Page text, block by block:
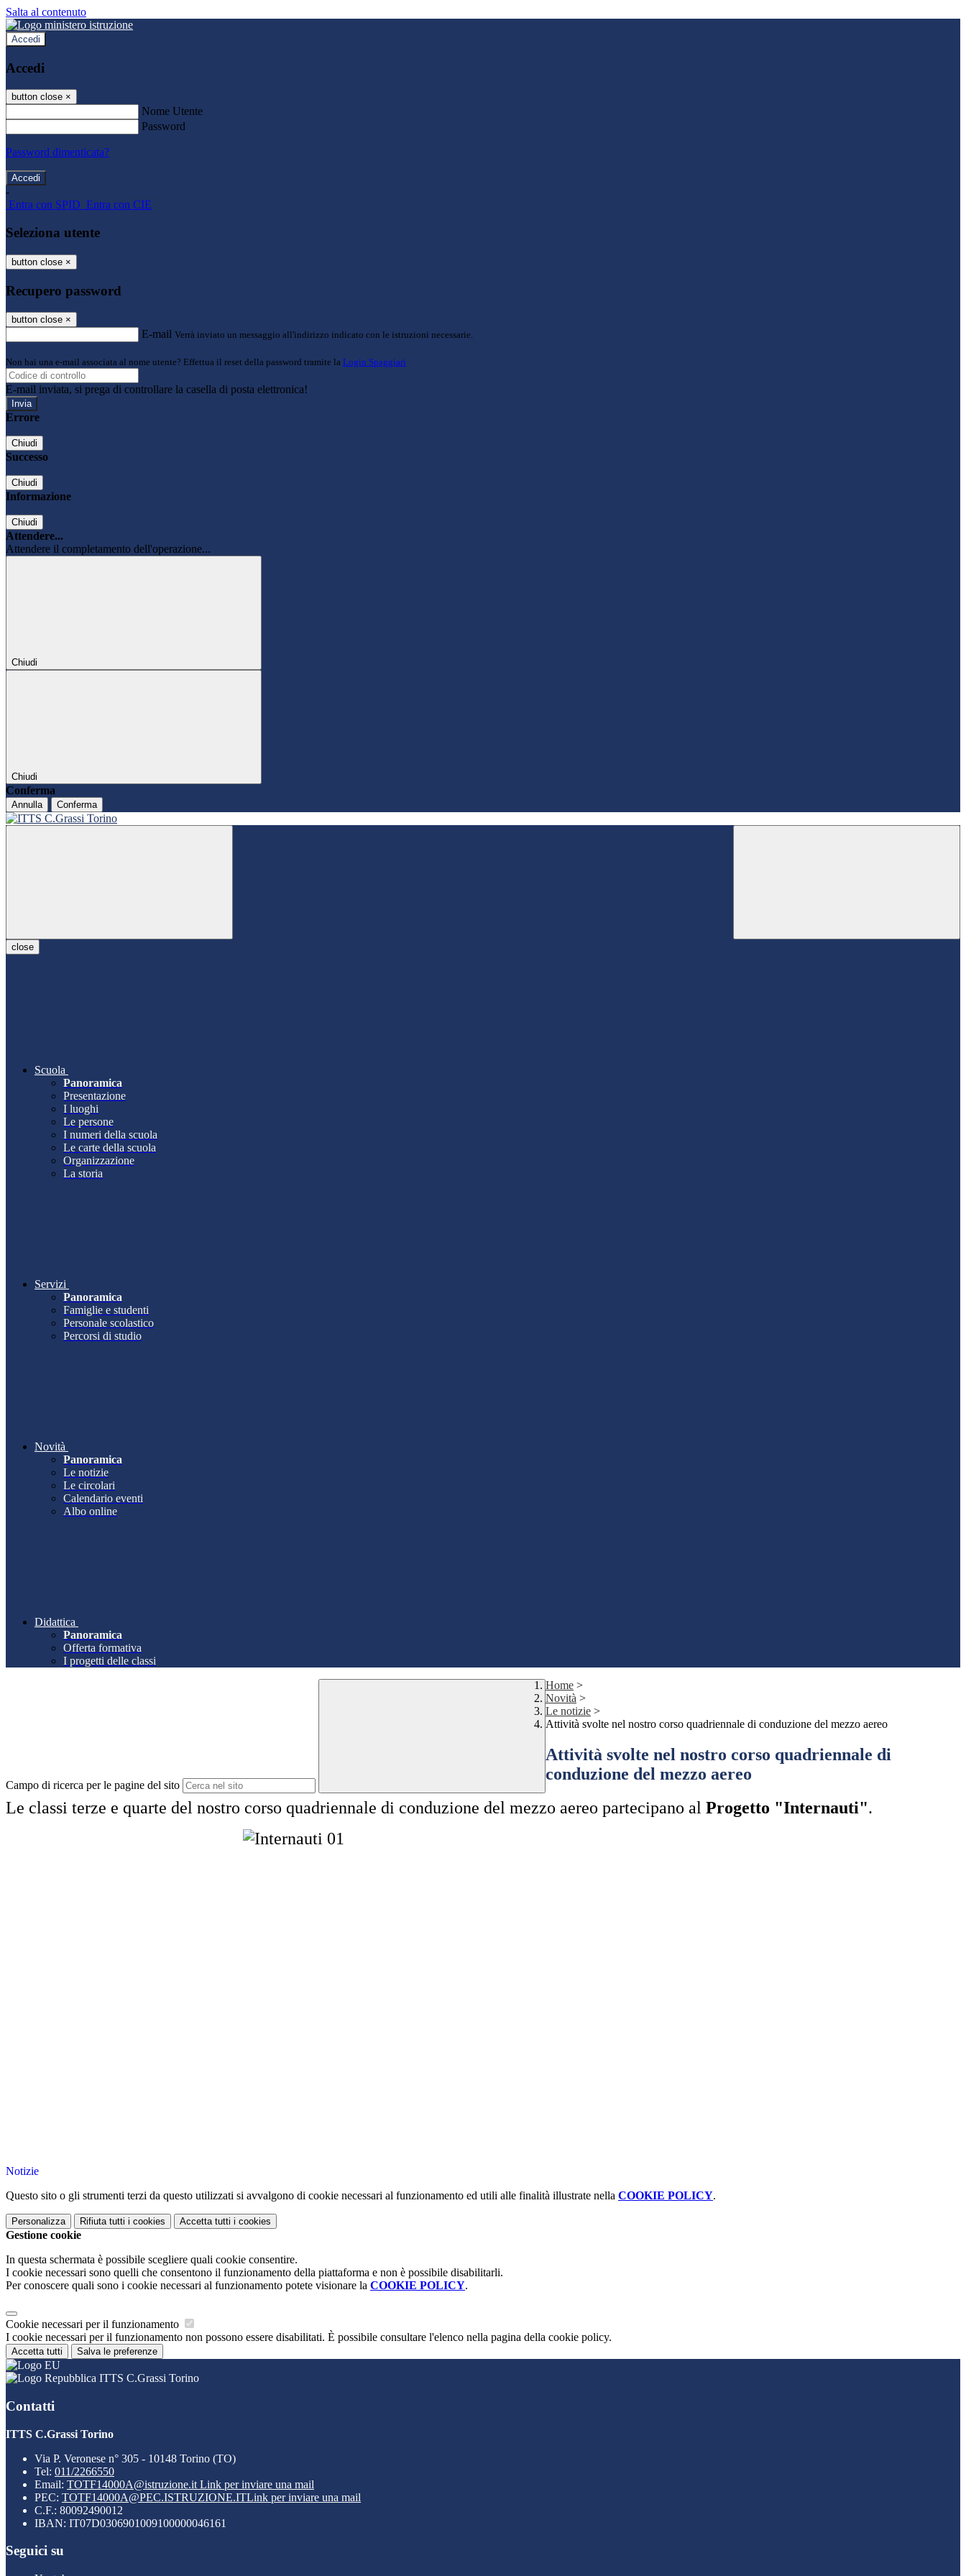
Salta al contenuto
Accedi
Accedi
button close ×
Nome Utente
Password
Password dimenticata?
-
Entra con SPID Entra con CIE
Seleziona utente
button close ×
Recupero password
button close ×
E-mail Verrà inviato un messaggio all'indirizzo indicato con le istruzioni necessarie.
Non hai una e-mail associata al nome utente? Effettua il reset della password tramite la Login Spaggiari
E-mail inviata, si prega di controllare la casella di posta elettronica!
Errore
Chiudi
Successo
Chiudi
Informazione
Chiudi
Attendere...
Attendere il completamento dell'operazione...
Chiudi
Chiudi
Conferma
Annulla Conferma
close
Scuola
Panoramica
Presentazione
I luoghi
Le persone
I numeri della scuola
Le carte della scuola
Organizzazione
La storia
Servizi
Panoramica
Famiglie e studenti
Personale scolastico
Percorsi di studio
Novità
Panoramica
Le notizie
Le circolari
Calendario eventi
Albo online
Didattica
Panoramica
Offerta formativa
I progetti delle classi
Campo di ricerca per le pagine del sito
Home >
Novità >
Le notizie >
Attività svolte nel nostro corso quadriennale di conduzione del mezzo aereo
Attività svolte nel nostro corso quadriennale di
conduzione del mezzo aereo
Le classi terze e quarte del nostro corso quadriennale di conduzione del mezzo aereo partecipano al Progetto "Internauti".
Notizie
Questo sito o gli strumenti terzi da questo utilizzati si avvalgono di cookie necessari al funzionamento ed utili alle finalità illustrate nella COOKIE POLICY.
Personalizza Rifiuta tutti i cookies Accetta tutti i cookies
Gestione cookie
In questa schermata è possibile scegliere quali cookie consentire.
I cookie necessari sono quelli che consentono il funzionamento della piattaforma e non è possibile disabilitarli.
Per conoscere quali sono i cookie necessari al funzionamento potete visionare la COOKIE POLICY.
Cookie necessari per il funzionamento
I cookie necessari per il funzionamento non possono essere disabilitati. È possibile consultare l'elenco nella pagina della cookie policy.
Accetta tutti Salva le preferenze
ITTS C.Grassi Torino
Contatti
ITTS C.Grassi Torino
Via P. Veronese n° 305 - 10148 Torino (TO)
Tel: 011/2266550
Email: TOTF14000A@istruzione.it Link per inviare una mail
PEC: TOTF14000A@PEC.ISTRUZIONE.ITLink per inviare una mail
C.F.: 80092490012
IBAN: IT07D0306901009100000046161
Seguici su